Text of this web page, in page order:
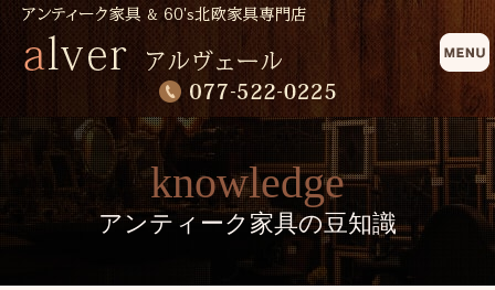
knowledge
アンティーク家具の豆知識